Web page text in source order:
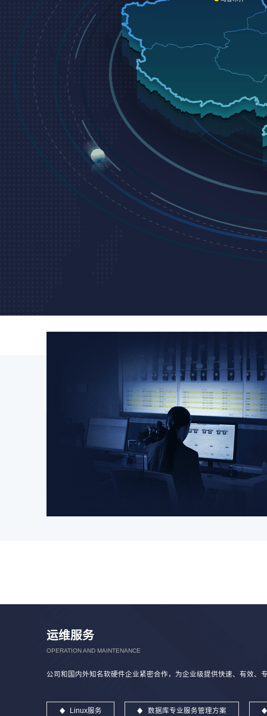
运维服务
OPERATION AND MAINTENANCE
公司和国内外知名软硬件企业紧密合作，为企业级提供快速、有效、
Linux服务 数据库专业服务管理方案